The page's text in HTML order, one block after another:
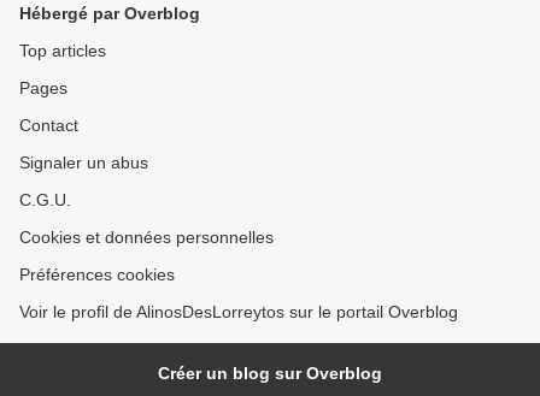
Hébergé par Overblog
Top articles
Pages
Contact
Signaler un abus
C.G.U.
Cookies et données personnelles
Préférences cookies
Voir le profil de AlinosDesLorreytos sur le portail Overblog
Créer un blog sur Overblog